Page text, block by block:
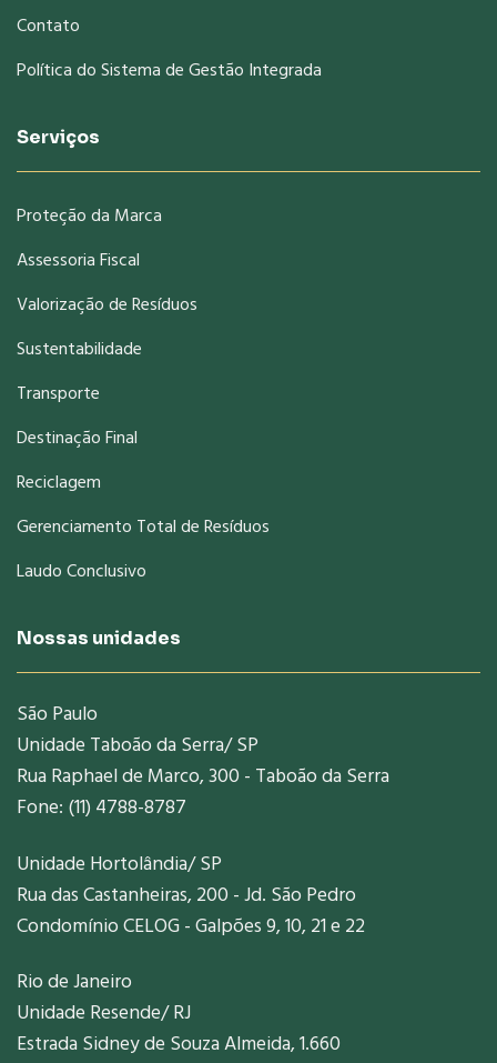
Contato
Política do Sistema de Gestão Integrada
Serviços
Proteção da Marca
Assessoria Fiscal
Valorização de Resíduos
Sustentabilidade
Transporte
Destinação Final
Reciclagem
Gerenciamento Total de Resíduos
Laudo Conclusivo
Nossas unidades
São Paulo
Unidade Taboão da Serra/ SP
Rua Raphael de Marco, 300 - Taboão da Serra
Fone: (11) 4788-8787
Unidade Hortolândia/ SP
Rua das Castanheiras, 200 - Jd. São Pedro
Condomínio CELOG - Galpões 9, 10, 21 e 22
Rio de Janeiro
Unidade Resende/ RJ
Estrada Sidney de Souza Almeida, 1.660